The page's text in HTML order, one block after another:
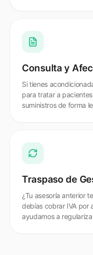
Consulta y
Si tienes
para tratar a
suministros de forma
Traspaso de
¿Tu asesoría anterior
debías cobrar IVA por
ayudamos a